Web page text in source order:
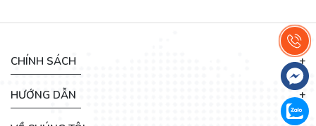
CHÍNH SÁCH
HƯỚNG DẪN